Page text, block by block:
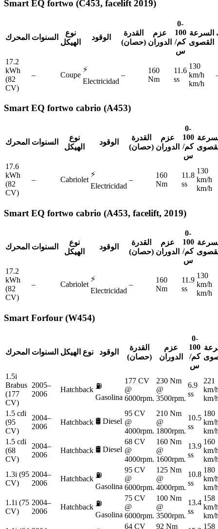
Smart EQ fortwo (C453, facelift 2019)
المحرك السنوات
نوع
الهيكل
الوقود
القدرة
(حصان)
عزم
الدوران
0-
100
كم/
س
السرعة
القصوى
17.2
kWh
(82
CV)
– Coupe
⚡
Electricidad
–
160
Nm
11.6
ss
130
km/h
km/h
Smart EQ fortwo cabrio (A453)
المحرك السنوات
نوع
الهيكل
الوقود
القدرة
(حصان)
عزم
الدوران
0-
100
كم/
س
17.6
kWh
(82
CV)
– Cabriolet
⚡
Electricidad
–
160
Nm
11.8
ss
130
km/h
km/h
Smart EQ fortwo cabrio (A453, facelift, 2019)
المحرك السنوات
نوع
الهيكل
الوقود
القدرة
(حصان)
عزم
الدوران
0-
100
كم/
س
17.2
kWh
(82
CV)
– Cabriolet
⚡
Electricidad
–
160
Nm
11.9
ss
130
km/h
km/h
Smart Forfour (W454)
المحرك السنوات نوع الهيكل الوقود
القدرة
(حصان)
عزم
الدوران
0-
100
كم/
س
1.5i
Brabus
(177
CV)
2005–
2006
Hatchback ⛽
Gasolina
177 CV
@
6000rpm.
230 Nm
@
3500rpm.
6.9
ss
221
km/
km/
1.5 cdi
(95
CV)
2004–
2006
Hatchback 🛢️ Diesel
95 CV
@
4000rpm.
210 Nm
@
1800rpm.
10.5
ss
180
km/
km/
1.5 cdi
(68
CV)
2004–
2006
Hatchback 🛢️ Diesel
68 CV
@
4000rpm.
160 Nm
@
1600rpm.
13.9
ss
160
km/
km/
1.3i (95
CV)
2004–
2006
Hatchback ⛽
Gasolina
95 CV
@
6000rpm.
125 Nm
@
4000rpm.
10.8
ss
180
km/
km/
1.1i (75
CV)
2004–
2006
Hatchback ⛽
Gasolina
75 CV
@
6000rpm.
100 Nm
@
3500rpm.
13.4
ss
158
km/
km/
64 CV
92 Nm
158